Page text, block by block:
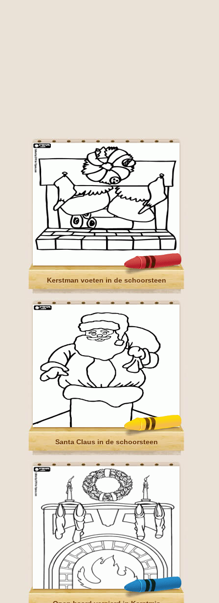
Kerstman voeten in de schoorsteen
Santa Claus in de schoorsteen